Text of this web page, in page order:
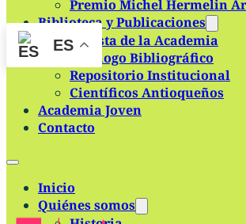
Skip to main contentSkip to footer
ES
Premio Michel Hermelin
Biblioteca y Publicaciones
Revista de la Academia
Catálogo Bibliográfico
Repositorio Institucional
Científicos Antioqueños
Academia Joven
Contacto
Inicio
Quiénes somos